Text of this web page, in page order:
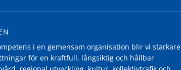
i en gemensam organisation blir vi starkare
för en kraftfull, långsiktig och hållbar